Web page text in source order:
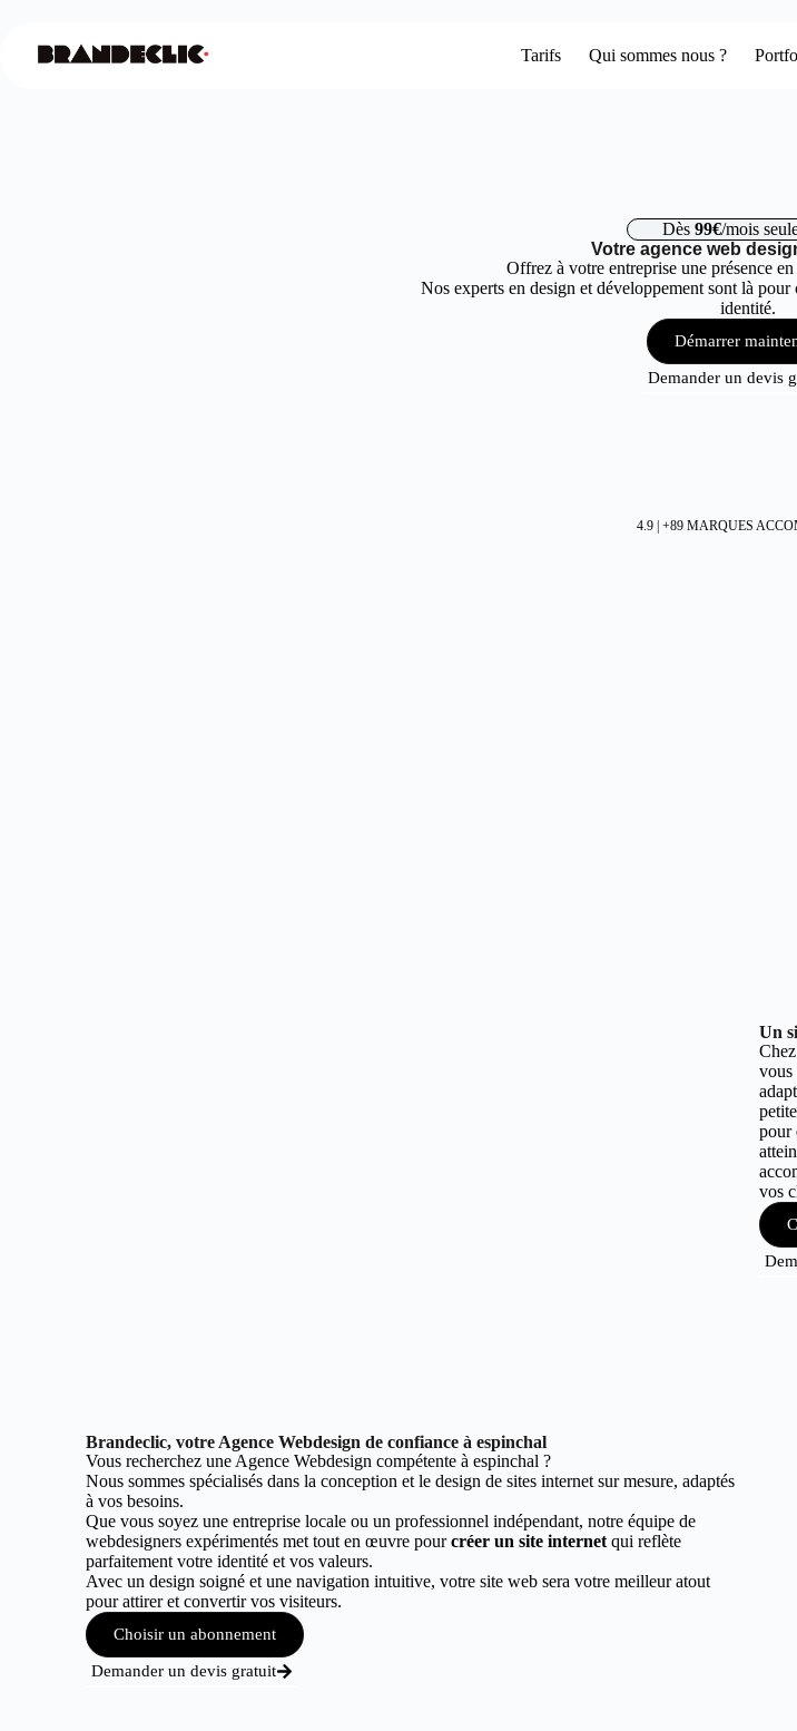
Tarifs Qui sommes nous ?
Dès 99€/mois
Votre agence web
Offrez à votre entreprise une présence
Nos experts en design et développement sont là
identité.
Démarrer
Demander un devis
4.9 | +89 MARQUES
Un
vous
pour
vos
Brandeclic, votre Agence Webdesign de confiance à espinchal
Vous recherchez une Agence Webdesign compétente à espinchal ?
Nous sommes spécialisés dans la conception et le design de sites internet sur mesure, adaptés
à vos besoins.
Que vous soyez une entreprise locale ou un professionnel indépendant, notre équipe de
webdesigners expérimentés met tout en œuvre pourcréer un site internetqui reflète
parfaitement votre identité et vos valeurs.
Avec un design soigné et une navigation intuitive, votre site web sera votre meilleur atout
pour attirer et convertir vos visiteurs.
Choisir un abonnement
Demander un devis gratuit